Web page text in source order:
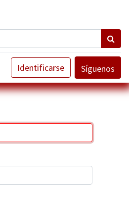
Identificarse Síguenos